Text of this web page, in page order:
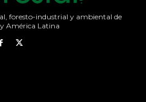
foresto-industrial y ambiental de
América Latina